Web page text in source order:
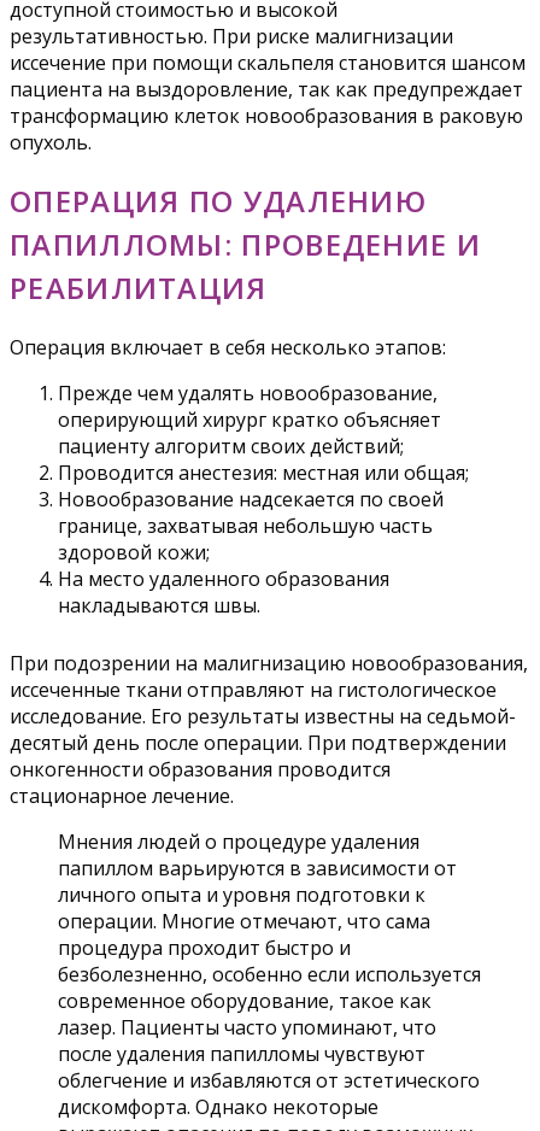
доступной стоимостью и высокой
результативностью. При риске малигнизации
иссечение при помощи скальпеля становится шансом
пациента на выздоровление, так как предупреждает
трансформацию клеток новообразования в раковую
опухоль.
ОПЕРАЦИЯ ПО УДАЛЕНИЮ
ПАПИЛЛОМЫ: ПРОВЕДЕНИЕ И
РЕАБИЛИТАЦИЯ
Операция включает в себя несколько этапов:
Прежде чем удалять новообразование,
оперирующий хирург кратко объясняет
пациенту алгоритм своих действий;
Проводится анестезия: местная или общая;
Новообразование надсекается по своей
границе, захватывая небольшую часть
здоровой кожи;
На место удаленного образования
накладываются швы.
При подозрении на малигнизацию новообразования,
иссеченные ткани отправляют на гистологическое
исследование. Его результаты известны на седьмой-
десятый день после операции. При подтверждении
онкогенности образования проводится
стационарное лечение.
Мнения людей о процедуре удаления
папиллом варьируются в зависимости от
личного опыта и уровня подготовки к
операции. Многие отмечают, что сама
процедура проходит быстро и
безболезненно, особенно если используется
современное оборудование, такое как
лазер. Пациенты часто упоминают, что
после удаления папилломы чувствуют
облегчение и избавляются от эстетического
дискомфорта. Однако некоторые